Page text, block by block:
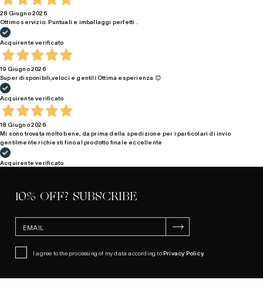
28 Giugno 2026
Ottimo servizio. Puntuali e imballaggi perfetti .
Acquirente verificato
19 Giugno 2026
Super disponibili,veloci e gentili Ottima esperienza 😊
Acquirente verificato
18 Giugno 2026
Mi sono trovata molto bene, da prima della spedizione per i particolari di invio
gentilmente richiesti fino al prodotto finale eccellente
Acquirente verificato
10% OFF? SUBSCRIBE
I agree to the processing of my data according toPrivacy Policy.